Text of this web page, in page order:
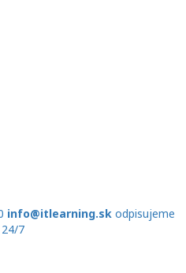
info@itlearning.sk odpisujeme
7